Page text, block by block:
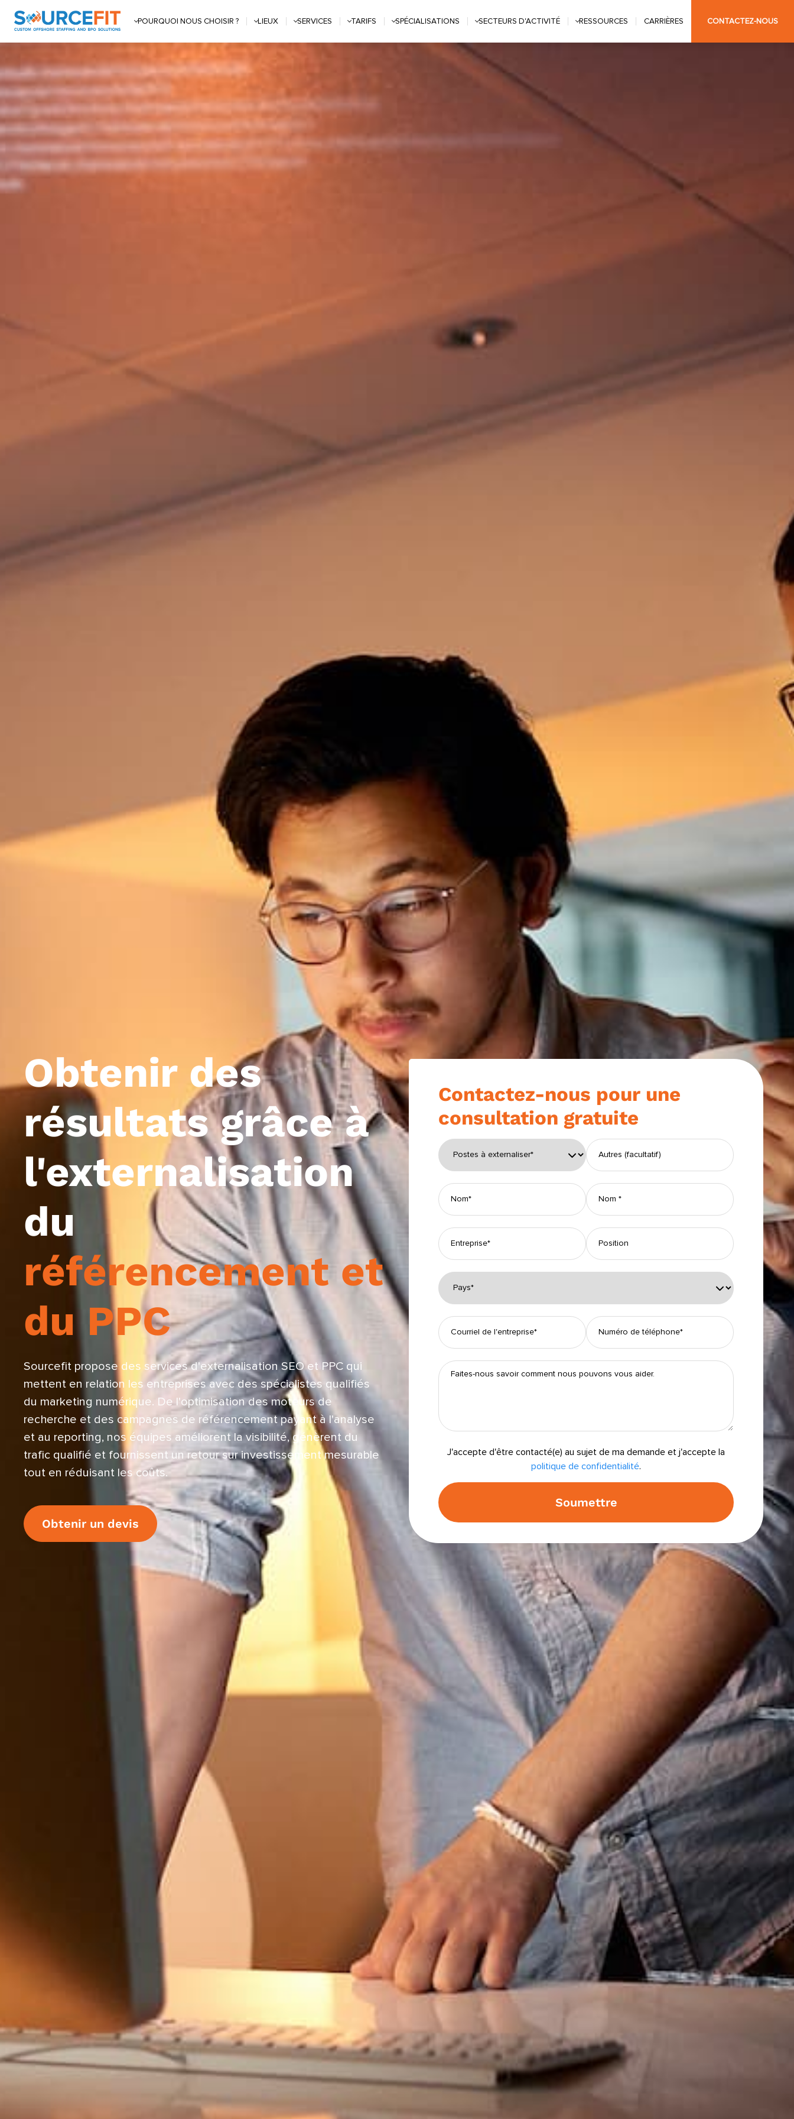
POURQUOI NOUS CHOISIR ? LIEUX SERVICES TARIFS SPÉCIALISATIONS SECTEURS D'ACTIVITÉ RESSOURCES CARRIÈRES CONTACTEZ-NOUS
Obtenir des
résultats grâce à
l'externalisation
du
référencement et
du PPC
Sourcefit propose des services d'externalisation SEO et PPC qui
mettent en relation les entreprises avec des spécialistes qualifiés
du marketing numérique. De l'optimisation des moteurs de
recherche et des campagnes de référencement payant à l'analyse
et au reporting, nos équipes améliorent la visibilité, génèrent du
trafic qualifié et fournissent un retour sur investissement mesurable
tout en réduisant les coûts.
Obtenir un devis
Contactez-nous pour une
consultation gratuite
J'accepte d'être contacté(e) au sujet de ma demande et j'accepte la
politique de confidentialité.